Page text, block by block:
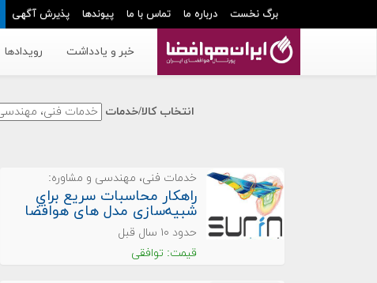
برگ نخست درباره ما تماس با ما پیوندها پذیرش آگهی
خبر و یادداشت رویدادها
انتخاب کالا/خدمات
خدمات فنی، مهندسی و مشاوره:
راهکار محاسبات سريع براي
شبیه‌سازی مدل های هوافضا
حدود ۱۰ سال قبل
قیمت: توافقی